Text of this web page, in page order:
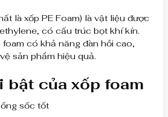
là xốp PE Foam) là vật liệu được
có cấu trúc bọt khí kín.
có khả năng đàn hồi cao,
sản phẩm hiệu quả.
bật của xốp foam
sốc tốt